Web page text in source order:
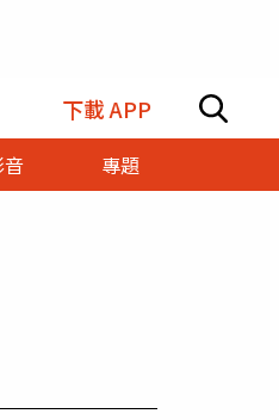
下載 APP
音 專題